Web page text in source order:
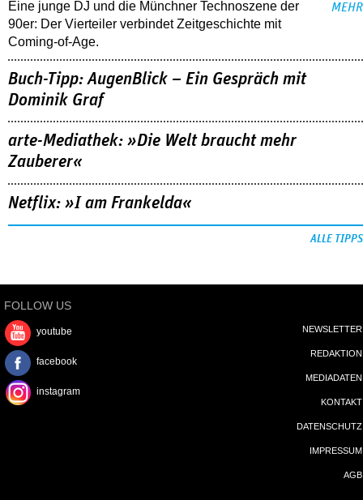
Eine junge DJ und die Münchner Technoszene der
90er: Der Vierteiler verbindet Zeitgeschichte mit
Coming-of-Age.
MEHR
Buch-Tipp: AugenBlick – Ein Gespräch mit
Dominik Graf
arte-Mediathek: »Die Welt braucht mehr
Zauberer«
Netflix: »I am Frankelda«
ALLE TIPPS
FOLLOW US
youtube
facebook
instagram
NEWSLETTER
REDAKTION
MEDIADATEN
KONTAKT
DATENSCHUTZ
IMPRESSUM
AGB